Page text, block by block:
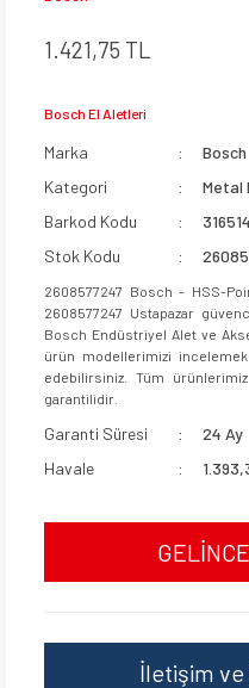
1.421,75 TL
Bosch El Aletleri
Marka
Bosch
Kategori
Metal
Barkod Kodu
Stok Kodu
2608577247 Bosch - HSS-
2608577247 Ustapazar
Bosch Endüstriyel Alet ve
ürün modellerimizi
edebilirsiniz. Tüm
garantilidir.
Garanti Süresi
24 Ay
Havale
İletişim